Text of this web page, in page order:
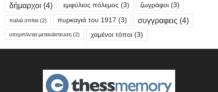
δήμαρχοι (4) εμφύλιος πόλεμος (3) ζωγράφοι (3)
παλιά σπίτια (2) πυρκαγιά του 1917 (3) συγγραφεις (4)
υπερπόντια μετανάστευση (2) χαμένοι τόποι (3)